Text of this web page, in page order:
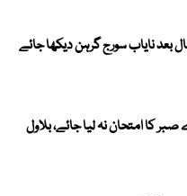
اور آئرلینڈ میں 27 سال بعد نایاب سورج گرہن دیکھا جائے
کا امتحان نہ لیا جائے، بلاول